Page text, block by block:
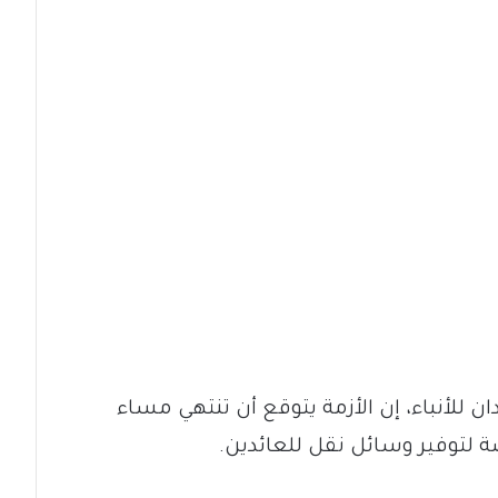
للأنباء، إن الأزمة يتوقع أن تنتهي مساء
لتوفير وسائل نقل للعائدين.